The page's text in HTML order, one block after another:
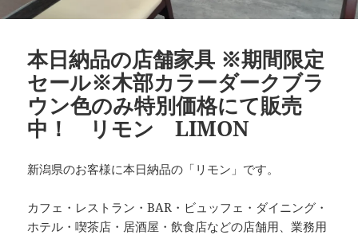
本日納品の店舗家具 ※期間限定
セール※木部カラーダークブラ
ウン色のみ特別価格にて販売
中！ リモン LIMON
新潟県のお客様に本日納品の「リモン」です。
カフェ・レストラン・BAR・ビュッフェ・ダイニング・
ホテル・喫茶店・居酒屋・飲食店などの店舗用、業務用